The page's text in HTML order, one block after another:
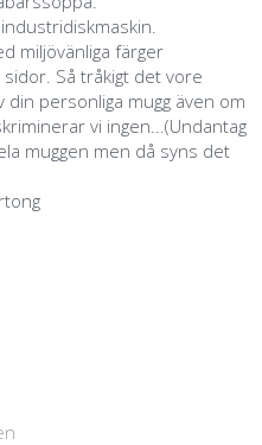
miljövänliga färger
Så tråkigt det vore
din personliga mugg även om
vi ingen...(Undantag
muggen men då syns det